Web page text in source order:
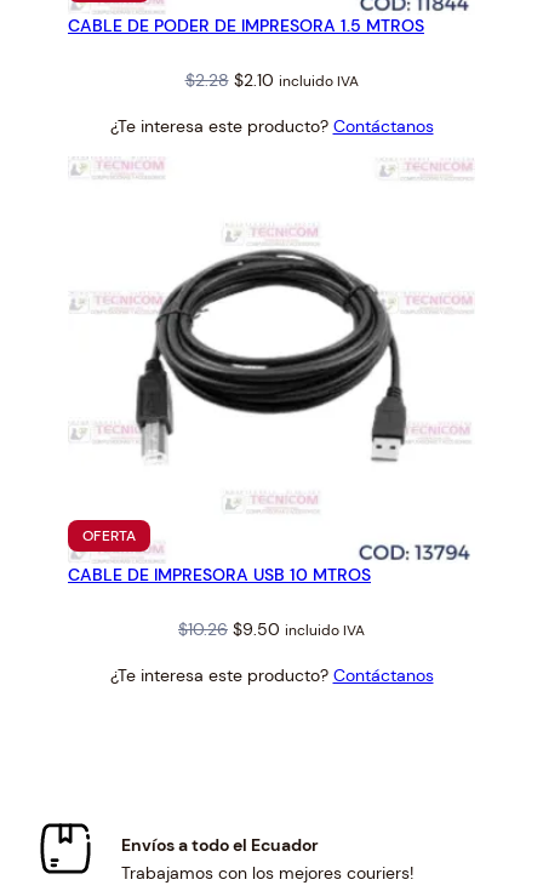
EN
OFERTA
CABLE DE PODER DE IMPRESORA 1.5 MTROS
$2.28 Original
was:
$2.10Current
is:
incluido IVA
¿Te interesa este producto? Contáctanos
OFERTAPRODUCTO
EN
OFERTA
CABLE DE IMPRESORA USB 10 MTROS
$10.26 Original
was:
$9.50 Current
is:
incluido IVA
¿Te interesa este producto? Contáctanos
Envíos a todo el Ecuador
Trabajamos con los mejores couriers!